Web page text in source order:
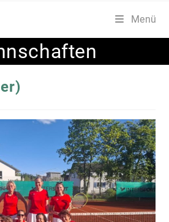
Menü